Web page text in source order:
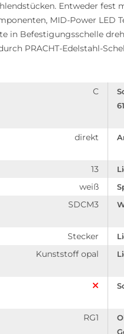
Entweder
MID-Power
in Befestigungsschelle
PRACHT-Edelstahl-
C
direkt
13
weiß
SDCM3
Stecker
Kunststoff opal
RG1